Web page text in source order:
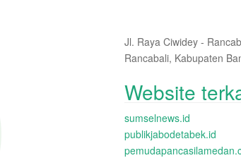
Jl. Raya Ciwidey -
Rancabali, Kabupaten
Website
sumselnews.id
publikjabodetabek.id